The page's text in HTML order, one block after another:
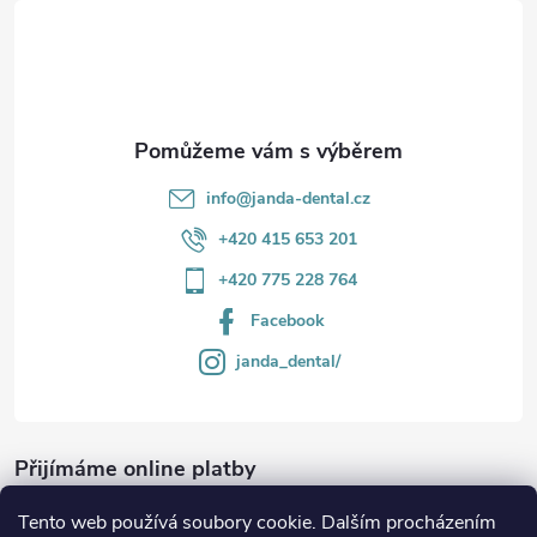
Tento web používá soubory cookie. Dalším procházením
info@janda-dental.cz
+420 415 653 201
+420 775 228 764
Facebook
janda_dental/
Přijímáme online platby